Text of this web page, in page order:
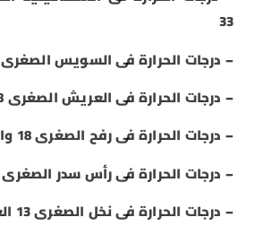
33
– درجات الحرارة فى السويس الصغرى 17 والعظمى 31
– درجات الحرارة فى العريش الصغرى 18 والعظمى 28
– درجات الحرارة فى رفح الصغرى 18 والعظمى 27
– درجات الحرارة فى رأس سدر الصغرى 19 والعظمى 31
– درجات الحرارة فى نخل الصغرى 13 العظمى 30